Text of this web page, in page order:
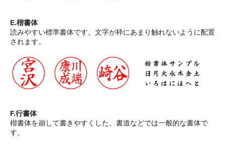
E.楷書体
読みやすい標準書体です。文字が枠にあまり触れないように配置
されます。
F.行書体
楷書体を崩して書きやすくした、書道などでは一般的な書体で
す。